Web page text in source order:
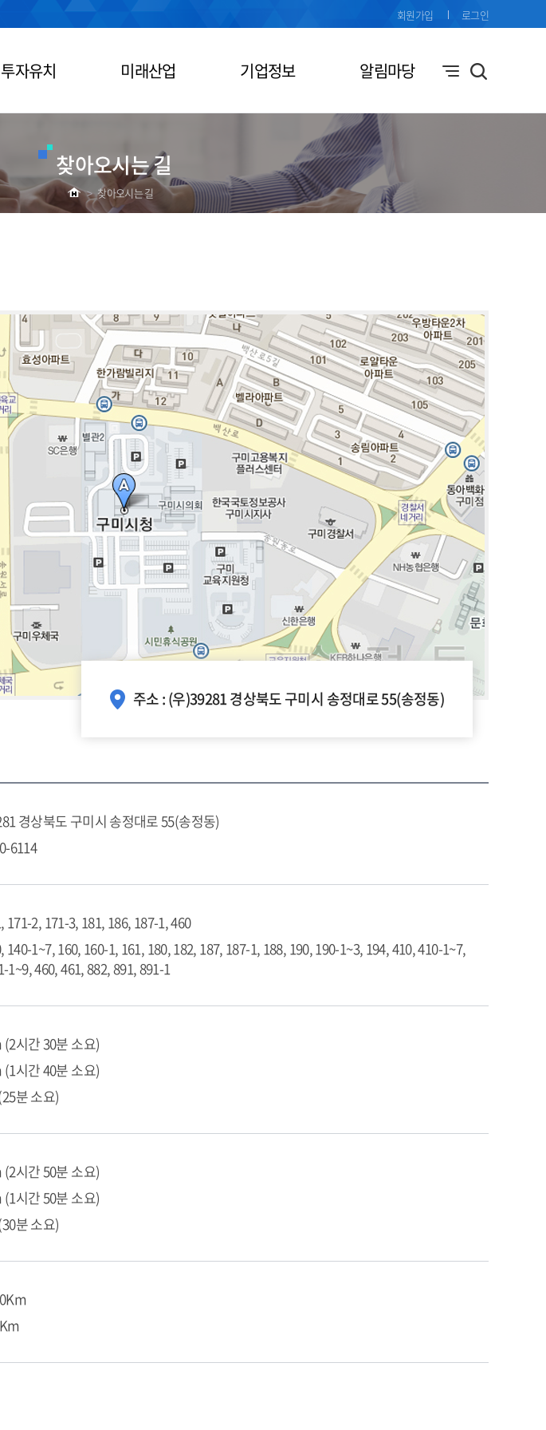
투자유치 미래산업 기업정보 알림마당
회원가입 로그인
찾아오시는 길
> 찾아오시는 길
주소 : (우)39281 경상북도 구미시 송정대로 55(송정동)
경상북도 구미시 송정대로 55(송정동)
6114
171-2, 171-3, 181, 186, 187-1, 460
140-1~7, 160, 160-1, 161, 180, 182, 187, 187-1, 188, 190, 190-1~3, 194, 410, 410-1~7,
460, 461, 882, 891, 891-1
(2시간 30분 소요)
(1시간 40분 소요)
분 소요)
(2시간 50분 소요)
(1시간 50분 소요)
분 소요)